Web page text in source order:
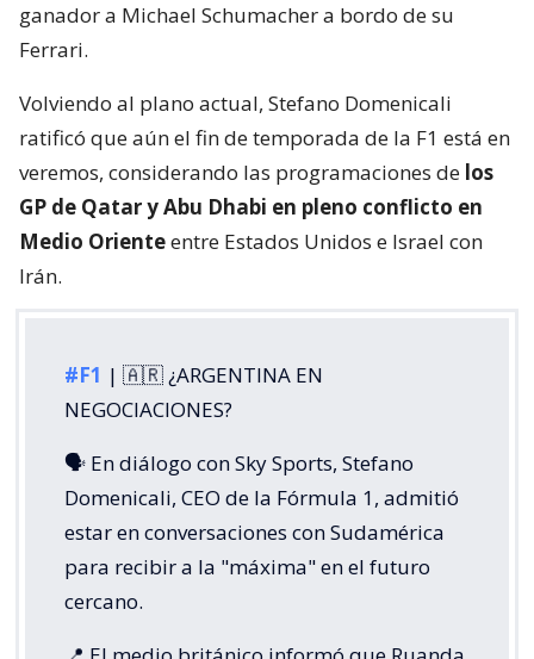
ganador a Michael Schumacher a bordo de su
Ferrari.
Volviendo al plano actual, Stefano Domenicali
ratificó que aún el fin de temporada de la F1 está en
veremos, considerando las programaciones de los
GP de Qatar y Abu Dhabi en pleno conflicto en
Medio Orienteentre Estados Unidos e Israel con
Irán.
#F1 | 🇦🇷 ¿ARGENTINA EN
NEGOCIACIONES?
🗣️ En diálogo con Sky Sports, Stefano
Domenicali, CEO de la Fórmula 1, admitió
estar en conversaciones con Sudamérica
para recibir a la "máxima" en el futuro
cercano.